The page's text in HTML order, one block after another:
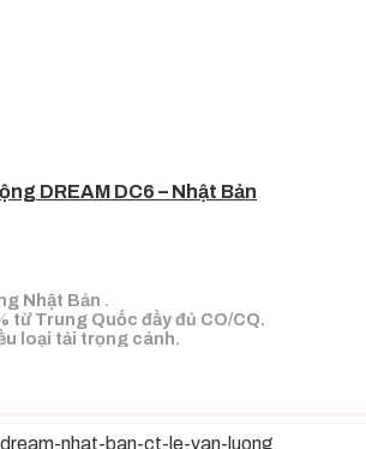
DREAM DC6 – Nhật Bản
Nhật Bản .
từ Trung Quốc đầy đủ CO/CQ.
loại tải trọng cánh.